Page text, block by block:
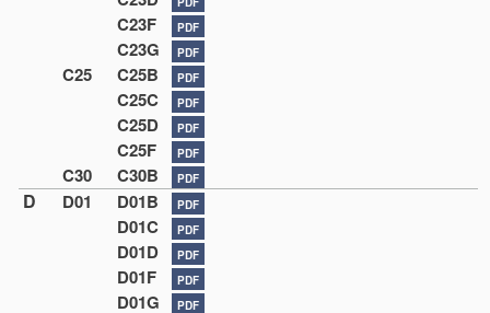
C23F PDF
C23G PDF
C25 C25B PDF
C25C PDF
C25D PDF
C25F PDF
C30 C30B PDF
D D01 D01B PDF
D01C PDF
D01D PDF
D01F PDF
D01G PDF